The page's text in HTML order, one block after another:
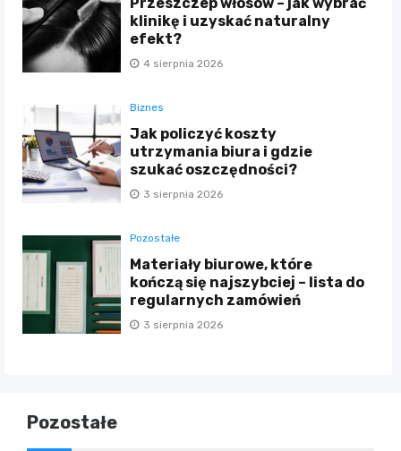
Przeszczep włosów – jak wybrać
klinikę i uzyskać naturalny
efekt?
4 sierpnia 2026
Biznes
Jak policzyć koszty
utrzymania biura i gdzie
szukać oszczędności?
3 sierpnia 2026
Pozostałe
Materiały biurowe, które
kończą się najszybciej – lista do
regularnych zamówień
3 sierpnia 2026
Pozostałe